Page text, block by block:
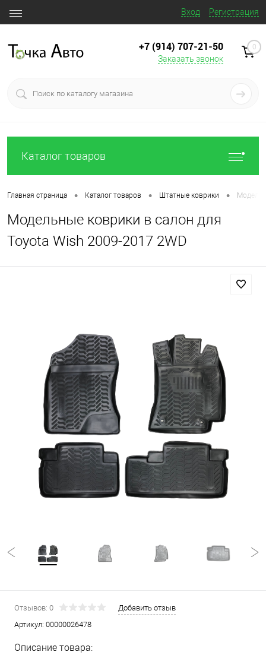
Вход Регистрация
+7 (914) 707‒21‒50
Заказать звонок
0
Каталог товаров
Главная страница • Каталог товаров • Штатные коврики •
Модельные коврики в салон для
Toyota Wish 2009-2017 2WD
Отзывов: 0
Добавить отзыв
Артикул: 00000026478
Описание товара: